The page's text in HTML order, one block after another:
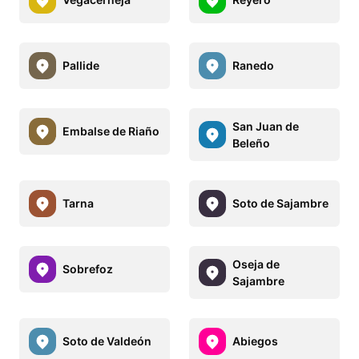
Pallide Ranedo
Embalse de Riaño
San Juan de
Beleño
Tarna Soto de Sajambre
Sobrefoz
Oseja de
Sajambre
Soto de Valdeón Abiegos